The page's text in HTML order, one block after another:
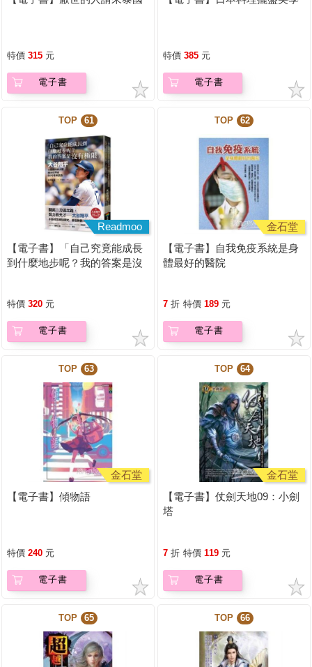
特價 315 元
電子書
特價 385 元
電子書
TOP 61
Readmoo
【電子書】「自己究竟能成長
到什麼地步呢？我的答案是沒
特價 320 元
電子書
TOP 62
金石堂
【電子書】自我免疫系統是身
體最好的醫院
7 折 特價 189 元
電子書
TOP 63
金石堂
【電子書】傾物語
特價 240 元
電子書
TOP 64
金石堂
【電子書】仗劍天地09：小劍
塔
7 折 特價 119 元
電子書
TOP 65 TOP 66